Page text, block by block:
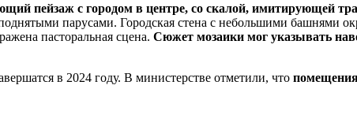
пейзаж с городом в центре, со скалой, имитирующей
парусами. Городская стена с небольшими башнями
пасторальная сцена. Сюжет мозаики мог указывать на
в 2024 году. В министерстве отметили, что помещения